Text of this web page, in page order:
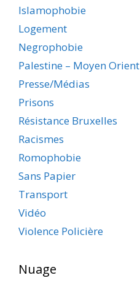
Islamophobie
Logement
Negrophobie
Palestine – Moyen Orient
Presse/Médias
Prisons
Résistance Bruxelles
Racismes
Romophobie
Sans Papier
Transport
Vidéo
Violence Policière
Nuage